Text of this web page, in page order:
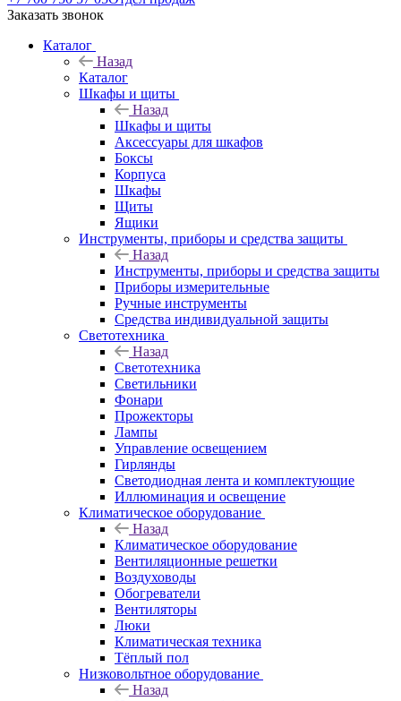
Заказать звонок
Каталог
Назад
Каталог
Шкафы и щиты
Назад
Шкафы и щиты
Аксессуары для шкафов
Боксы
Корпуса
Шкафы
Щиты
Ящики
Инструменты, приборы и средства защиты
Назад
Инструменты, приборы и средства защиты
Приборы измерительные
Ручные инструменты
Средства индивидуальной защиты
Светотехника
Назад
Светотехника
Светильники
Фонари
Прожекторы
Лампы
Управление освещением
Гирлянды
Светодиодная лента и комплектующие
Иллюминация и освещение
Климатическое оборудование
Назад
Климатическое оборудование
Вентиляционные решетки
Воздуховоды
Обогреватели
Вентиляторы
Люки
Климатическая техника
Тёплый пол
Низковольтное оборудование
Назад